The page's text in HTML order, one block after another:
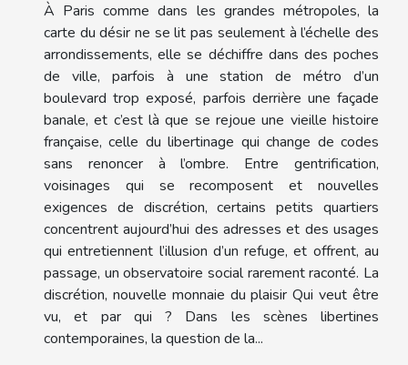
À Paris comme dans les grandes métropoles, la
carte du désir ne se lit pas seulement à l’échelle des
arrondissements, elle se déchiffre dans des poches
de ville, parfois à une station de métro d’un
boulevard trop exposé, parfois derrière une façade
banale, et c’est là que se rejoue une vieille histoire
française, celle du libertinage qui change de codes
sans renoncer à l’ombre. Entre gentrification,
voisinages qui se recomposent et nouvelles
exigences de discrétion, certains petits quartiers
concentrent aujourd’hui des adresses et des usages
qui entretiennent l’illusion d’un refuge, et offrent, au
passage, un observatoire social rarement raconté. La
discrétion, nouvelle monnaie du plaisir Qui veut être
vu, et par qui ? Dans les scènes libertines
contemporaines, la question de la...